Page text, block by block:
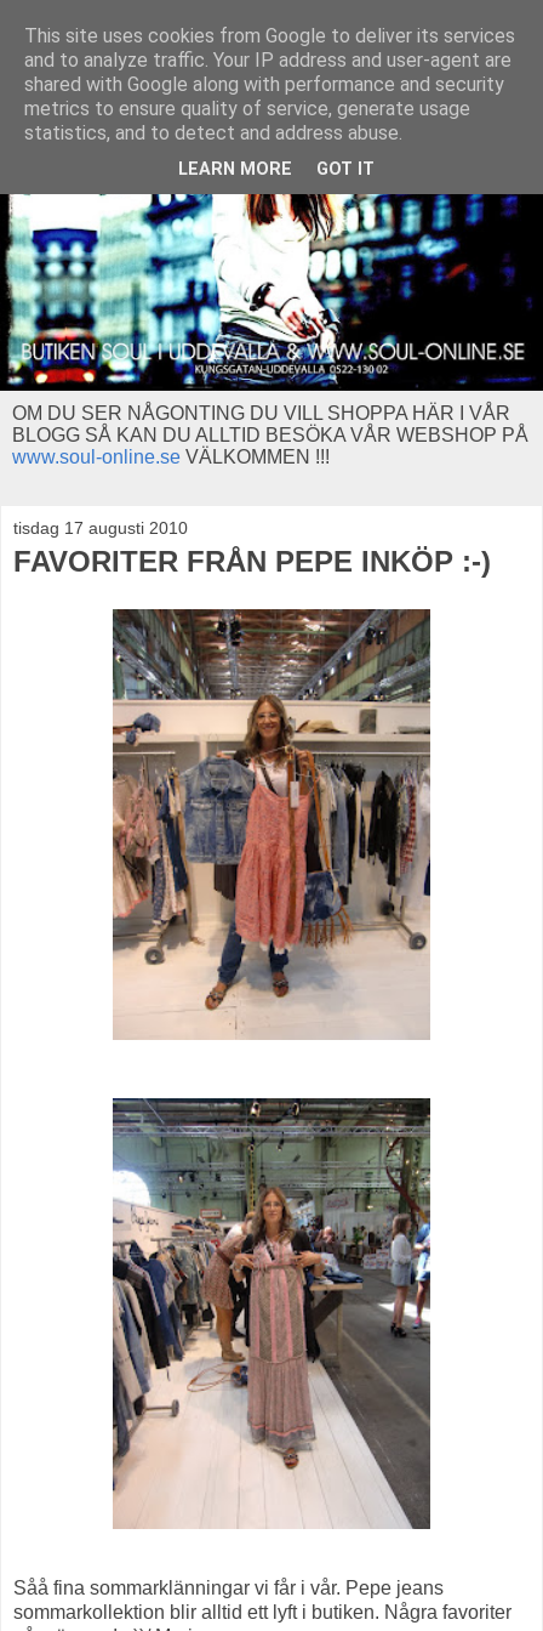
OM DU SER NÅGONTING DU VILL SHOPPA HÄR I VÅR
BLOGG SÅ KAN DU ALLTID BESÖKA VÅR WEBSHOP PÅ
www.soul-online.se VÄLKOMMEN !!!
tisdag 17 augusti 2010
FAVORITER FRÅN PEPE INKÖP :-)
Såå fina sommarklänningar vi får i vår. Pepe jeans
sommarkollektion blir alltid ett lyft i butiken. Några favoriter
This site uses cookies from Google to deliver its services
and to analyze traffic. Your IP address and user-agent are
shared with Google along with performance and security
metrics to ensure quality of service, generate usage
statistics, and to detect and address abuse.
LEARN MORE GOT IT